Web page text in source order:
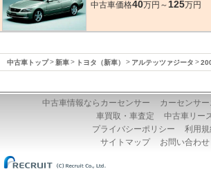
中古車価格40万円～ 125万円
中古車トップ 新車 トヨタ（新車） アルテッツァジータ
中古車情報ならカーセンサー
カーセンサ
車買取・車査定
中古車リー
プライバシーポリシー
利用規
サイトマップ
お問い合わせ